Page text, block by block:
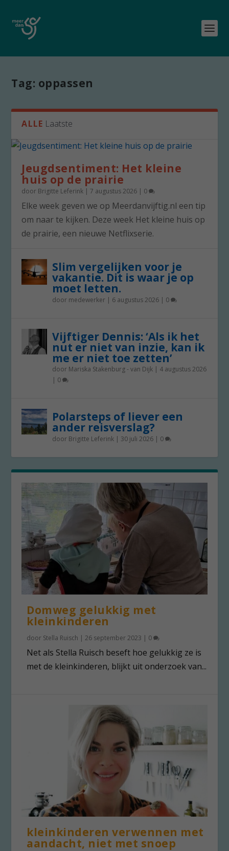
Tag: oppassen
ALLE Laatste
Jeugdsentiment: Het kleine
huis op de prairie
door Brigitte Leferink |7 augustus 2026 | 0
Elke week geven we op Meerdanvijftig.nl een tip
om naar te kijken. Deze week Het kleine huis op
de prairie, een nieuwe Netflixserie.
Slim vergelijken voor je
vakantie. Dit is waar je op
moet letten.
door medewerker | 6 augustus 2026 | 0
Vijftiger Dennis: ‘Als ik het
nut er niet van inzie, kan ik
me er niet toe zetten’
door Mariska Stakenburg - van Dijk | 4 augustus 2026
| 0
Polarsteps of liever een
ander reisverslag?
door Brigitte Leferink | 30 juli 2026 | 0
Domweg gelukkig met
kleinkinderen
door Stella Ruisch |26 september 2023 | 0
Net als Stella Ruisch beseft hoe gelukkig ze is
met de kleinkinderen, blijkt uit onderzoek van...
kleinkinderen verwennen met
aandacht, niet met snoep